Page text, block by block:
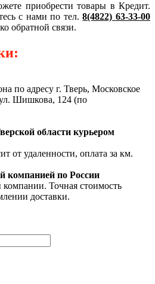
приобрести товары в Кредит.
с нами по тел.8(4822) 63-33-00
обратной связи.
по адресу г. Тверь, Московское
Шишкова, 124 (по
области курьером
от удаленности, оплата за км.
компанией по России
Точная стоимость
доставки.